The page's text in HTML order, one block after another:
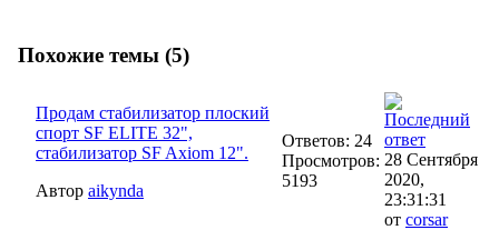
Похожие темы (5)
Продам стабилизатор плоский
спорт SF ELITE 32",
стабилизатор SF Axiom 12".
Автор aikynda
Ответов: 24
Просмотров:
5193
28 Сентября
2020,
23:31:31
от corsar